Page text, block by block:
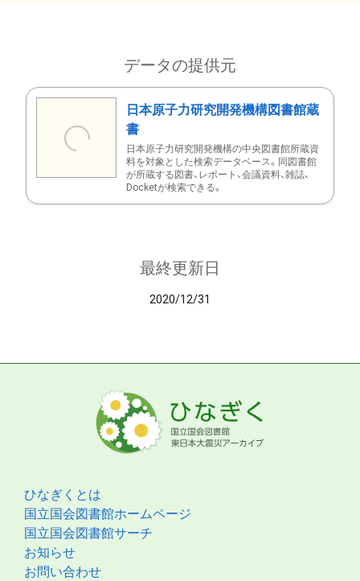
データの提供元
日本原子力研究開発機構図書館蔵
書
日本原子力研究開発機構の中央図書館所蔵資
料を対象とした検索データベース。同図書館
が所蔵する図書、レポート、会議資料、雑誌、
Docketが検索できる。
最終更新日
2020/12/31
ひなぎくとは
国立国会図書館ホームページ
国立国会図書館サーチ
お知らせ
お問い合わせ